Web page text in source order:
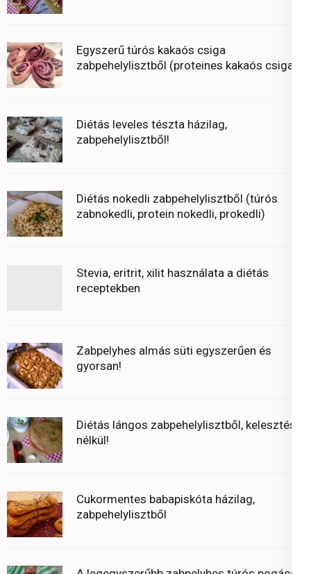
Egyszerű túrós kakaós csiga
zabpehelylisztből (proteines kakaós csiga)
Diétás leveles tészta házilag,
zabpehelylisztből!
Diétás nokedli zabpehelylisztből (túrós
zabnokedli, protein nokedli, prokedli)
Stevia, eritrit, xilit használata a diétás
receptekben
Zabpelyhes almás süti egyszerűen és
gyorsan!
Diétás lángos zabpehelylisztből, kelesztés
nélkül!
Cukormentes babapiskóta házilag,
zabpehelylisztből